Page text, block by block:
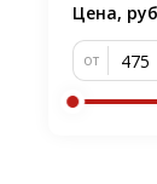
Цена, руб
от